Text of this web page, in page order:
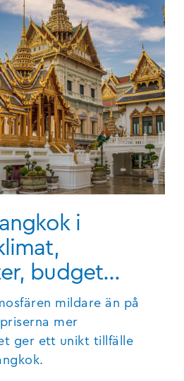
i
budget…
mildare än på
mer
ger ett unikt tillfälle